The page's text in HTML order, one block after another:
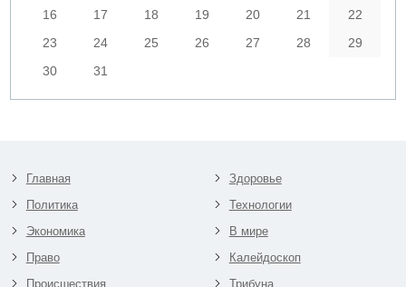
16
17 18 19 20 21
22
23
24 25 26 27 28
29
30
31
Главная
Политика
Экономика
Право
Происшествия
Здоровье
Технологии
В мире
Калейдоскоп
Трибуна